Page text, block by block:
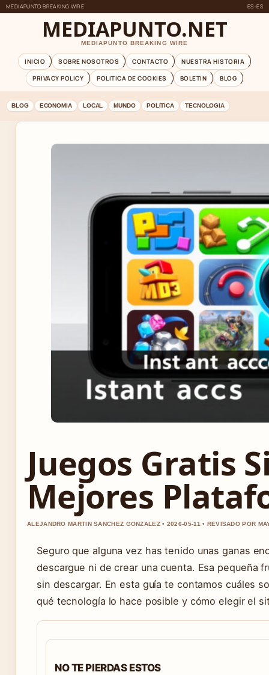
MEDIAPUNTO BREAKING WIRE ES-ES
MEDIAPUNTO.NET
MEDIAPUNTO BREAKING WIRE
INICIO SOBRE NOSOTROS CONTACTO
NUESTRA HISTORIA
PRIVACY POLICY
POLITICA DE COOKIES BOLETIN BLOG
BLOG ECONOMIA LOCAL MUNDO POLITICA TECNOLOGIA
Juegos Gratis
Mejores
ALEJANDRO MARTIN SANCHEZ GONZALEZ • 2026-05-11 • REVISADO POR
Seguro que alguna vez has tenido unas ganas
descargue ni de crear una cuenta. Esa pequeña
sin descargar. En esta guía te contamos cuáles
qué tecnología lo hace posible y cómo elegir el
NO TE PIERDAS ESTOS